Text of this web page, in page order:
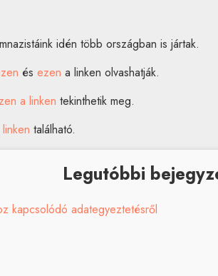
idén több országban is jártak.
és ezen a linken olvashatják.
a linken tekinthetik meg.
található.
Legutóbbi
kapcsolódó adategyeztetésről